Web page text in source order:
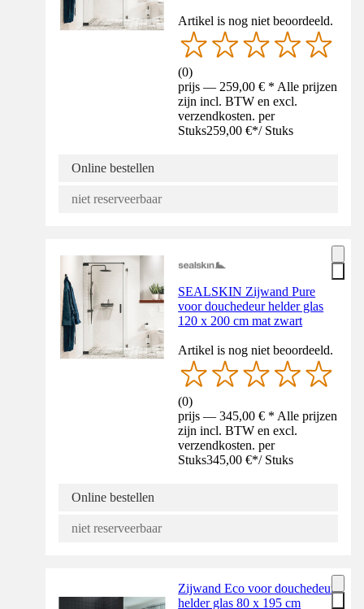
Artikel is nog niet beoordeeld.
(0)
prijs — 259,00 € * Alle prijzen
zijn incl. BTW en excl.
verzendkosten. per
Stuks259,00 €*/ Stuks
Online bestellen
niet reserveerbaar
SEALSKIN Zijwand Pure
voor douchedeur helder glas
120 x 200 cm mat zwart
Artikel is nog niet beoordeeld.
(0)
prijs — 345,00 € * Alle prijzen
zijn incl. BTW en excl.
verzendkosten. per
Stuks345,00 €*/ Stuks
Online bestellen
niet reserveerbaar
Zijwand Eco voor douchedeur
helder glas 80 x 195 cm